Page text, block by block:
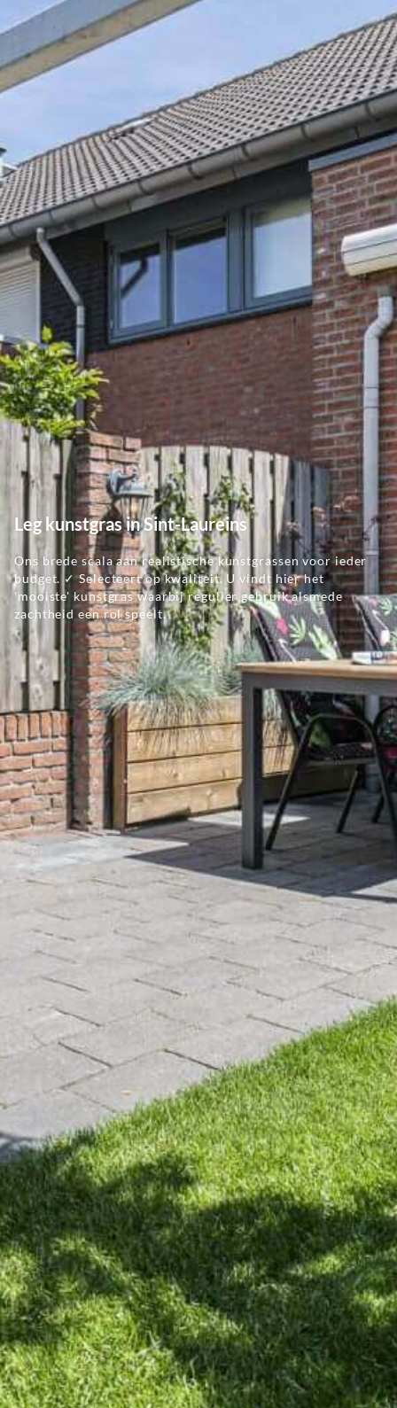
Leg kunstgras in Sint-Laureins
Ons brede scala aan realistische kunstgrassen voor ieder
budget. ✓ Selecteert op kwaliteit. U vindt hier het
'mooiste' kunstgras waarbij regulier gebruik alsmede
zachtheid een rol speelt.